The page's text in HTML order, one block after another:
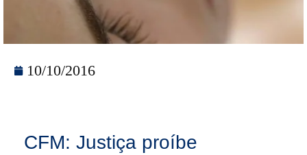
10/10/2016
CFM: Justiça proíbe